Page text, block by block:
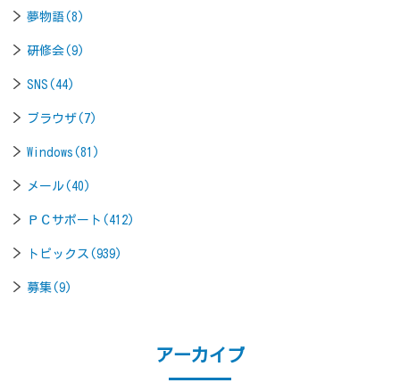
夢物語(8)
研修会(9)
SNS(44)
ブラウザ(7)
Windows(81)
メール(40)
ＰＣサポート(412)
トピックス(939)
募集(9)
アーカイブ